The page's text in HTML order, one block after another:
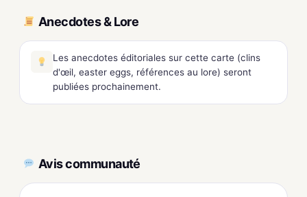
Anecdotes & Lore
Les anecdotes éditoriales sur cette carte (clins
d'œil, easter eggs, références au lore) seront
publiées prochainement.
Avis communauté